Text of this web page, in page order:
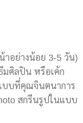
าอย่างน้อย 3-5 วัน)
มศิลปิน หรือเค้ก
บบที่คุณจินตนาการ
สกรีนรูปในแบบ